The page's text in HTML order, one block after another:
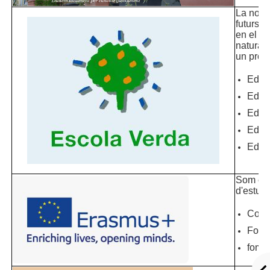
La
futurs
en el
natura
un
Som